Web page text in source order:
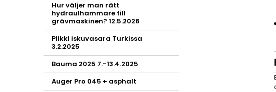
Hur väljer man rätt
hydraulhammare till
grävmaskinen? 12.5.2026
Piikki iskuvasara Turkissa
3.2.2025
Bauma 2025 7.-13.4.2025
Auger Pro 045 + asphalt